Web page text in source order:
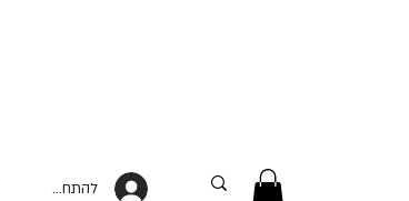
להתחברות